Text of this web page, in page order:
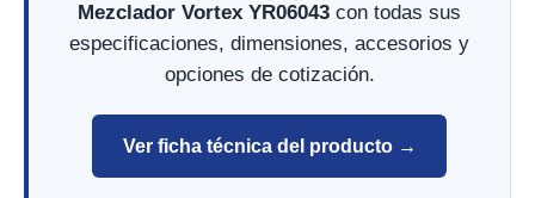
Mezclador Vortex YR06043 con todas sus
especificaciones, dimensiones, accesorios y
opciones de cotización.
Ver ficha técnica del producto →